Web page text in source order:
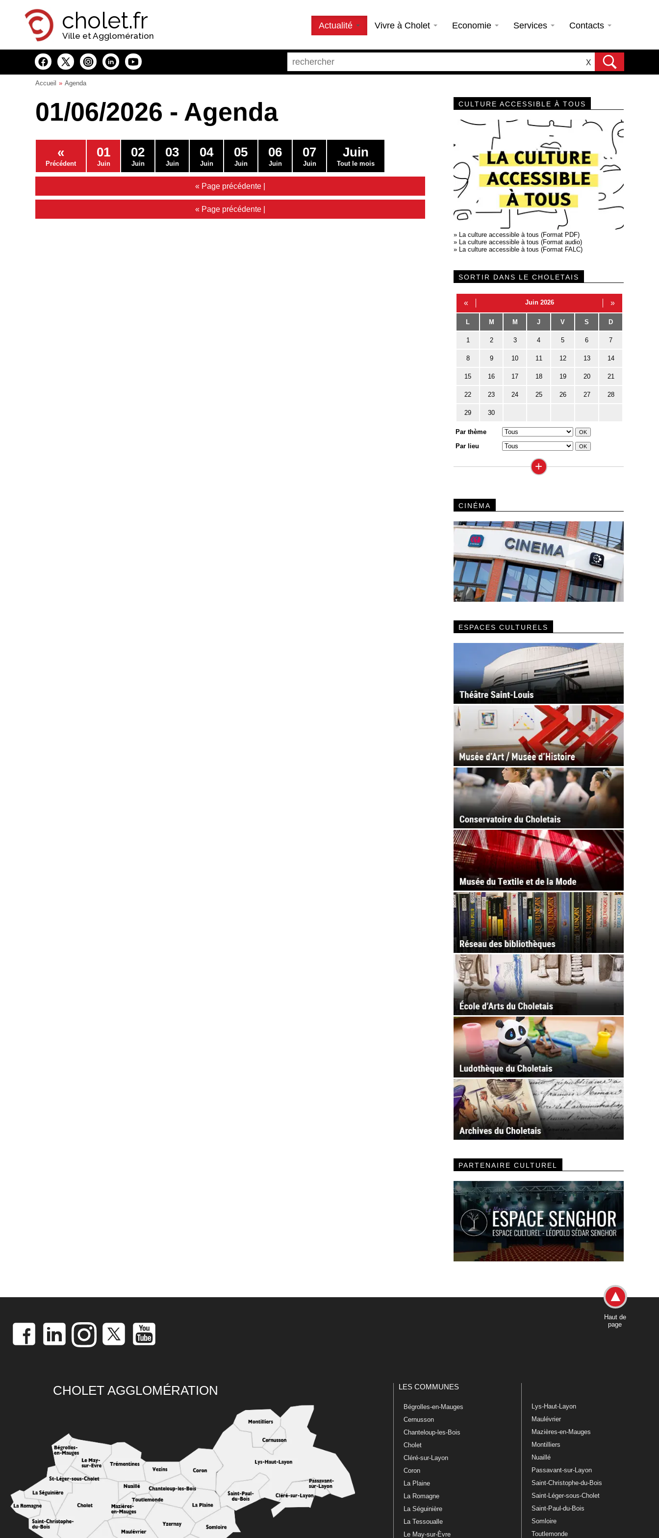
cholet.fr
Ville et Agglomération
Actualité Vivre à Cholet Economie Services Contacts
X
Accueil Agenda
01/06/2026 - Agenda
«
Précédent
01
Juin
02
Juin
03
Juin
04
Juin
05
Juin
06
Juin
07
Juin
Juin
Tout le mois
« Page précédente |
« Page précédente |
CULTURE ACCESSIBLE À TOUS
» La culture accessible à tous (Format PDF)
» La culture accessible à tous (Format audio)
» La culture accessible à tous (Format FALC)
SORTIR DANS LE CHOLETAIS
« Juin 2026 »
L M M J V S D
1 2 3 4 5 6 7
8 9 10 11 12 13 14
15 16 17 18 19 20 21
22 23 24 25 26 27 28
29 30
Par thème
Par lieu
+
CINÉMA
ESPACES CULTURELS
PARTENAIRE CULTUREL
Haut de
page
CHOLET AGGLOMÉRATION LES COMMUNES
Bégrolles-en-Mauges
Cernusson
Chanteloup-les-Bois
Cholet
Cléré-sur-Layon
Coron
La Plaine
La Romagne
La Séguinière
La Tessoualle
Le May-sur-Èvre
Lys-Haut-Layon
Maulévrier
Mazières-en-Mauges
Montilliers
Nuaillé
Passavant-sur-Layon
Saint-Christophe-du-Bois
Saint-Léger-sous-Cholet
Saint-Paul-du-Bois
Somloire
Toutlemonde